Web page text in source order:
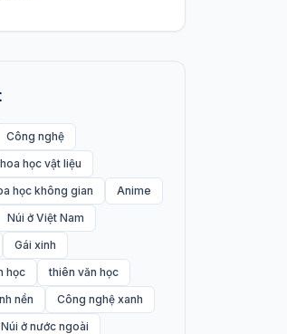
Công nghệ
học vật liệu
học không gian
Anime
Núi ở Việt Nam
Gái xinh
học
thiên văn học
nền
Công nghệ xanh
Núi ở nước ngoài